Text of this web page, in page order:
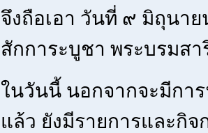
จึงถือเอา วันที่ ๙ มิถุนา
สักการะบูชา พระบรมสา
ในวันนี้ นอกจากจะมีกา
แล้ว ยังมีรายการและกิ